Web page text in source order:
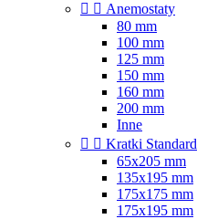
  Anemostaty
80 mm
100 mm
125 mm
150 mm
160 mm
200 mm
Inne
  Kratki Standard
65x205 mm
135x195 mm
175x175 mm
175x195 mm